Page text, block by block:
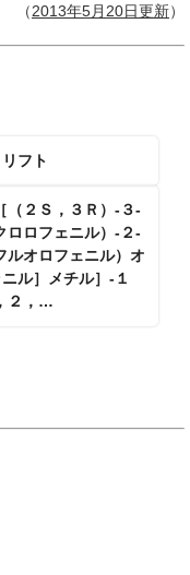
（2013年5月 20日更新）
フト
（２Ｓ，３Ｒ）‐３‐
ロロフェニル）‐２‐
ルオロフェニル）オ
ル］メチル］‐１
２，…